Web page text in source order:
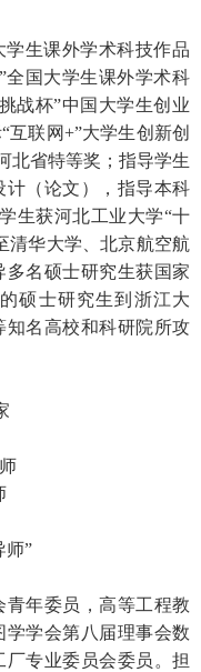
学生课外学术科技作品
全国大学生课外学术科
战杯”中国大学生创业
互联网+”大学生创新创
北省特等奖；指导学生
（论文） ，指导本科
学生获河北工业大学“十
清华大学、北京航空航
名硕士研究生获国家
硕士研究生到 浙江大
知名高校和科研院所攻
师”
年委员，高等工程教
学会第八届理事会数
专业委员会委员。担